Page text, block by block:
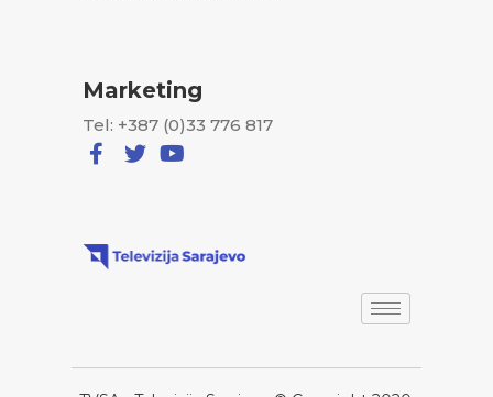
Marketing
Tel: +387 (0)33 776 817